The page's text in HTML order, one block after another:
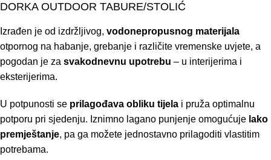
DORKA OUTDOOR TABURE/STOLIĆ
Izrađen je od izdržljivog, vodonepropusnog materijala
otpornog na habanje, grebanje i različite vremenske uvjete, a
pogodan je za svakodnevnu upotrebu – u interijerima i
eksterijerima.
U potpunosti se prilagođava obliku tijela i pruža optimalnu
potporu pri sjedenju. Iznimno lagano punjenje omogućuje lako
premještanje, pa ga možete jednostavno prilagoditi vlastitim
potrebama.